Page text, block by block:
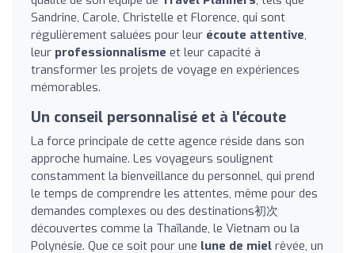
Sandrine, Carole, Christelle et Florence, qui sont
régulièrement saluées pour leur écoute attentive,
leur professionnalisme et leur capacité à
transformer les projets de voyage en expériences
mémorables.
Un conseil personnalisé et à l'écoute
La force principale de cette agence réside dans son
approche humaine. Les voyageurs soulignent
constamment la bienveillance du personnel, qui prend
le temps de comprendre les attentes, même pour des
demandes complexes ou des destinations初次
découvertes comme la Thaïlande, le Vietnam ou la
Polynésie. Que ce soit pour une lune de miel rêvée, un